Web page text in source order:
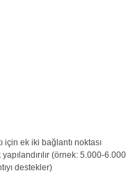
için ek iki bağlantı noktası
(örnek: 5.000-6.000
destekler)